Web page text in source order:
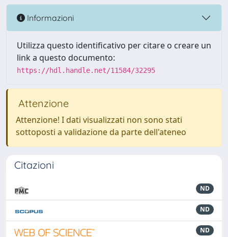
Informazioni
Utilizza questo identificativo per citare o creare un
link a questo documento:
https://hdl.handle.net/11584/32295
Attenzione
Attenzione! I dati visualizzati non sono stati
sottoposti a validazione da parte dell'ateneo
Citazioni
ND
ND
ND